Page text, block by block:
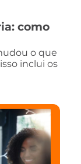
como
o que
inclui os